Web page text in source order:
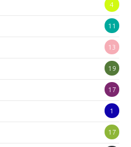
4
11
13
19
17
1
17